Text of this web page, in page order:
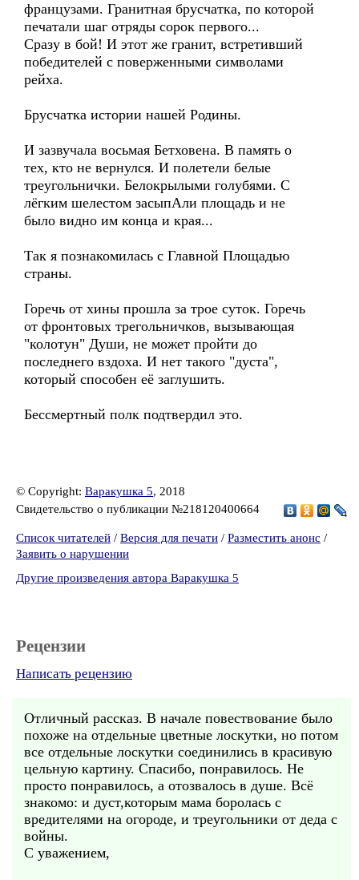
французами. Гранитная брусчатка, по которой
печатали шаг отряды сорок первого...
Сразу в бой! И этот же гранит, встретивший
победителей с поверженными символами
рейха.
Брусчатка истории нашей Родины.
И зазвучала восьмая Бетховена. В память о
тех, кто не вернулся. И полетели белые
треугольнички. Белокрылыми голубями. С
лёгким шелестом засыпАли площадь и не
было видно им конца и края...
Так я познакомилась с Главной Площадью
страны.
Горечь от хины прошла за трое суток. Горечь
от фронтовых трегольничков, вызывающая
"колотун" Души, не может пройти до
последнего вздоха. И нет такого "дуста",
который способен её заглушить.
Бессмертный полк подтвердил это.
© Copyright: Варакушка 5, 2018
Свидетельство о публикации №218120400664
Список читателей / Версия для печати / Разместить анонс /
Заявить о нарушении
Другие произведения автора Варакушка 5
Рецензии
Написать рецензию
Отличный рассказ. В начале повествование было
похоже на отдельные цветные лоскутки, но потом
все отдельные лоскутки соединились в красивую
цельную картину. Спасибо, понравилось. Не
просто понравилось, а отозвалось в душе. Всё
знакомо: и дуст,которым мама боролась с
вредителями на огороде, и треугольники от деда с
войны.
С уважением,